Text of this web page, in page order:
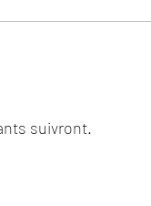
suivront.